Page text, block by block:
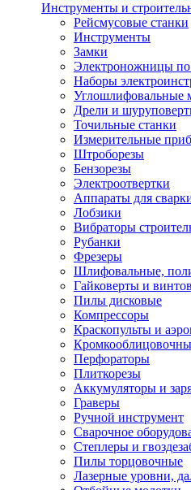
Инструменты и
Рейсмусовые станки
Инструменты
Замки
Электроножницы по
Наборы
Дрели и
Точильные станки
Измерительные
Штроборезы
Бензорезы
Электроотвертки
Аппараты для
Лобзики
Вибраторы
Рубанки
Фрезеры
Шлифовальные,
Гайковерты и
Пилы дисковые
Компрессоры
Краскопульты и
Перфораторы
Плиткорезы
Аккумуляторы и
Граверы
Ручной инструмент
Сварочное
Степлеры и
Пилы торцовочные
Лазерные уровни,